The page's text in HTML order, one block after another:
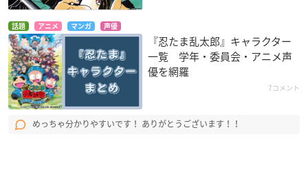
話題 アニメ マンガ 声優
『忍たま乱太郎』キャラクター
一覧 学年・委員会・アニメ声
優を網羅
7コメント
めっちゃ分かりやすいです！ ありがとうございます！！